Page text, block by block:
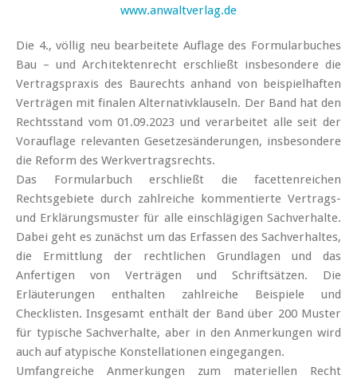
www.anwaltverlag.de
Die 4., völlig neu bearbeitete Auflage des Formularbuches
Bau – und Architektenrecht erschließt insbesondere die
Vertragspraxis des Baurechts anhand von beispielhaften
Verträgen mit finalen Alternativklauseln. Der Band hat den
Rechtsstand vom 01.09.2023 und verarbeitet alle seit der
Vorauflage relevanten Gesetzesänderungen, insbesondere
die Reform des Werkvertragsrechts.
Das Formularbuch erschließt die facettenreichen
Rechtsgebiete durch zahlreiche kommentierte Vertrags-
und Erklärungsmuster für alle einschlägigen Sachverhalte.
Dabei geht es zunächst um das Erfassen des Sachverhaltes,
die Ermittlung der rechtlichen Grundlagen und das
Anfertigen von Verträgen und Schriftsätzen. Die
Erläuterungen enthalten zahlreiche Beispiele und
Checklisten. Insgesamt enthält der Band über 200 Muster
für typische Sachverhalte, aber in den Anmerkungen wird
auch auf atypische Konstellationen eingegangen.
Umfangreiche Anmerkungen zum materiellen Recht